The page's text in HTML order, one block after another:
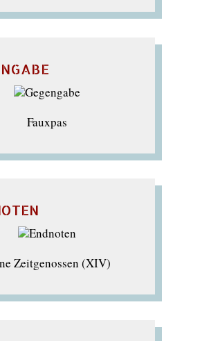
Fauxpas
Zeitgenossen (XIV)